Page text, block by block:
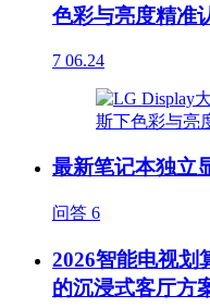
色彩与亮度精准
7 06.24
最新笔记本独立
问答 6
2026智能电视划
的沉浸式客厅方